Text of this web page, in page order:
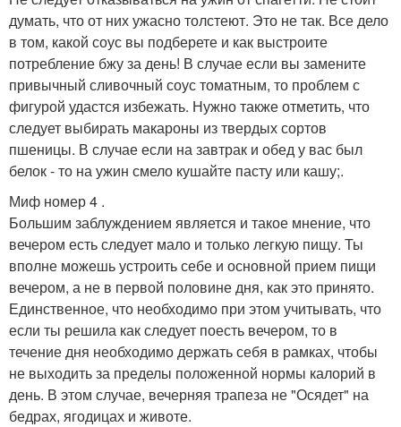
думать, что от них ужасно толстеют. Это не так. Все дело
в том, какой соус вы подберете и как выстроите
потребление бжу за день! В случае если вы замените
привычный сливочный соус томатным, то проблем с
фигурой удастся избежать. Нужно также отметить, что
следует выбирать макароны из твердых сортов
пшеницы. В случае если на завтрак и обед у вас был
белок - то на ужин смело кушайте пасту или кашу;.
Миф номер 4 .
Большим заблуждением является и такое мнение, что
вечером есть следует мало и только легкую пищу. Ты
вполне можешь устроить себе и основной прием пищи
вечером, а не в первой половине дня, как это принято.
Единственное, что необходимо при этом учитывать, что
если ты решила как следует поесть вечером, то в
течение дня необходимо держать себя в рамках, чтобы
не выходить за пределы положенной нормы калорий в
день. В этом случае, вечерняя трапеза не "Осядет" на
бедрах, ягодицах и животе.